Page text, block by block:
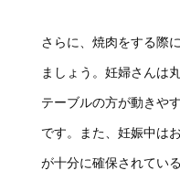
さらに、焼肉をする際
ましょう。妊婦さんは
テーブルの方が動きや
です。また、妊娠中は
が十分に確保されてい